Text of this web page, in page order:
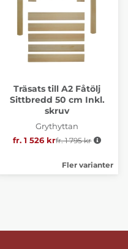
Träsats till A2 Fåtölj
Sittbredd 50 cm Inkl.
skruv
Grythyttan
fr. 1 526 krOrdinarie pris:
fr. 1 795 kr
Fler varianter